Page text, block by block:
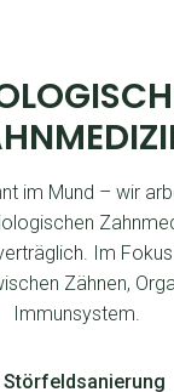
im Mund – wir
Im
Zähnen,
Immunsystem.
Störfeldsanierung